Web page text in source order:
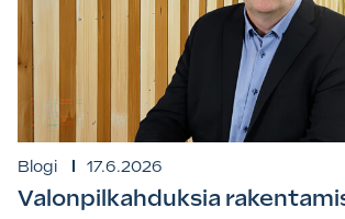
Blogi 17.6.2026
Valonpilkahduksia